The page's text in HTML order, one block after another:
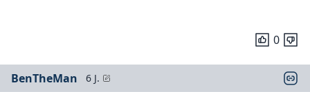
0
BenTheMan 6 J.